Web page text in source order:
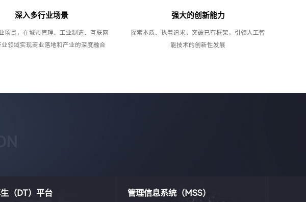
深入多行业场景
场景，在城市管理、工业制造、互联网
业领域实现商业落地和产业的深度融合
强大的创新能力
探索本质、执着追求，突破已有框架，引领人工智
能技术的创新性发展
（DT）平台 管理信息系统（MSS）